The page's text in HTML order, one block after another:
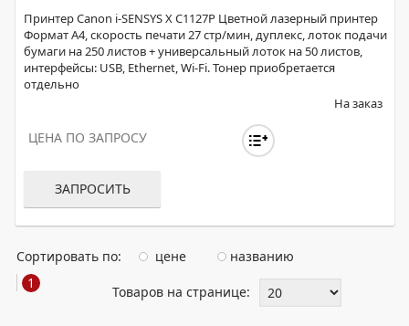
Принтер Canon i-SENSYS X C1127P Цветной лазерный принтер
Формат А4, скорость печати 27 стр/мин, дуплекс, лоток подачи
бумаги на 250 листов + универсальный лоток на 50 листов,
интерфейсы: USB, Ethernet, Wi-Fi. Тонер приобретается
отдельно
На заказ
ЦЕНА ПО ЗАПРОСУ
ЗАПРОСИТЬ
Сортировать по: цене
названию
1
Товаров на странице: